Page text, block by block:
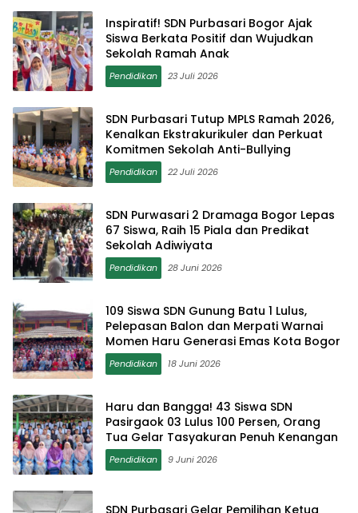
Inspiratif! SDN Purbasari Bogor Ajak
Siswa Berkata Positif dan Wujudkan
Sekolah Ramah Anak
Pendidikan 23 Juli 2026
SDN Purbasari Tutup MPLS Ramah 2026,
Kenalkan Ekstrakurikuler dan Perkuat
Komitmen Sekolah Anti-Bullying
Pendidikan 22 Juli 2026
SDN Purwasari 2 Dramaga Bogor Lepas
67 Siswa, Raih 15 Piala dan Predikat
Sekolah Adiwiyata
Pendidikan 28 Juni 2026
109 Siswa SDN Gunung Batu 1 Lulus,
Pelepasan Balon dan Merpati Warnai
Momen Haru Generasi Emas Kota Bogor
Pendidikan 18 Juni 2026
Haru dan Bangga! 43 Siswa SDN
Pasirgaok 03 Lulus 100 Persen, Orang
Tua Gelar Tasyakuran Penuh Kenangan
Pendidikan 9 Juni 2026